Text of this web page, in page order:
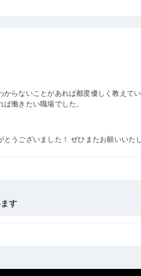
からないことがあれば都度優しく教えて
働きたい職場でした。
とうございました！ ぜひまたお願いいた
す